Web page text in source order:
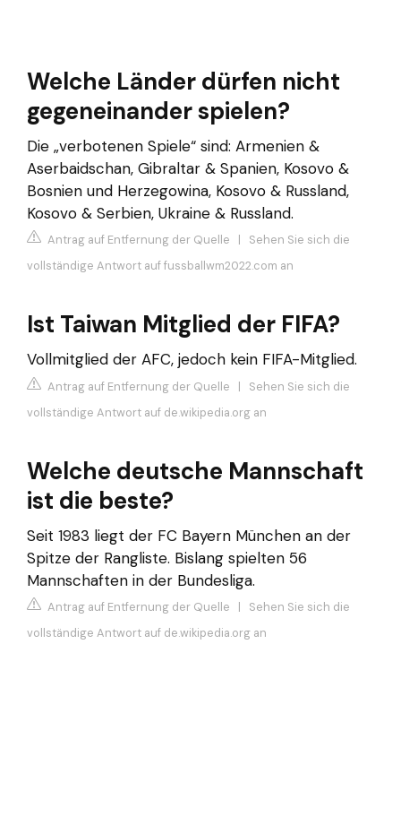
Welche Länder dürfen nicht
gegeneinander spielen?
Die „verbotenen Spiele“ sind: Armenien &
Aserbaidschan, Gibraltar & Spanien, Kosovo &
Bosnien und Herzegowina, Kosovo & Russland,
Kosovo & Serbien, Ukraine & Russland.
Antrag auf Entfernung der Quelle | Sehen Sie sich die
vollständige Antwort auf fussballwm2022.com an
Ist Taiwan Mitglied der FIFA?
Vollmitglied der AFC, jedoch kein FIFA-Mitglied.
Antrag auf Entfernung der Quelle | Sehen Sie sich die
vollständige Antwort auf de.wikipedia.org an
Welche deutsche Mannschaft
ist die beste?
Seit 1983 liegt der FC Bayern München an der
Spitze der Rangliste. Bislang spielten 56
Mannschaften in der Bundesliga.
Antrag auf Entfernung der Quelle | Sehen Sie sich die
vollständige Antwort auf de.wikipedia.org an